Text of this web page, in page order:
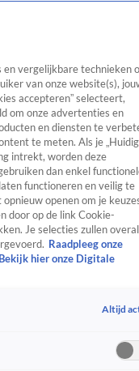
TV Algemeen
Tip
RealityCrimeVideo's
vergelijkbare technieken
van onze website(s),
accepteren” selecteert,
om onze advertenties en
en diensten te
te meten. Als je
intrekt, worden deze
dan enkel
functioneren en veilig te
openen om je
door op de link Cookie-
Je selecties zullen overal
Raadpleeg onze
Bekijk hier onze Digitale
Altijd